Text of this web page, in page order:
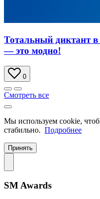
Тотальный диктант
— это модно!
0
Смотреть все
Мы используем cookie,
стабильно. Подробнее
Принять
SM Awards